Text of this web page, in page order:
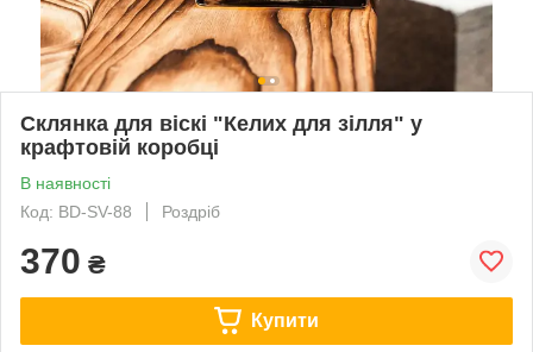
Склянка для віскі "Келих для зілля" у
крафтовій коробці
В наявності
Код: BD-SV-88
Роздріб
370 ₴
Купити